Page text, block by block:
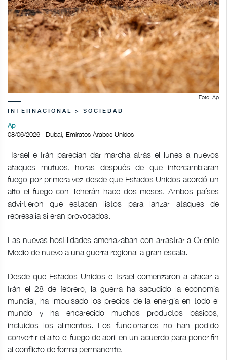
Foto: Ap
INTERNACIONAL > SOCIEDAD
Ap
08/06/2026 | Dubai, Emiratos Árabes Unidos
Israel e Irán parecían dar marcha atrás el lunes a nuevos
ataques mutuos, horas después de que intercambiaran
fuego por primera vez desde que Estados Unidos acordó un
alto el fuego con Teherán hace dos meses. Ambos países
advirtieron que estaban listos para lanzar ataques de
represalia si eran provocados.
Las nuevas hostilidades amenazaban con arrastrar a Oriente
Medio de nuevo a una guerra regional a gran escala.
Desde que Estados Unidos e Israel comenzaron a atacar a
Irán el 28 de febrero, la guerra ha sacudido la economía
mundial, ha impulsado los precios de la energía en todo el
mundo y ha encarecido muchos productos básicos,
incluidos los alimentos. Los funcionarios no han podido
convertir el alto el fuego de abril en un acuerdo para poner fin
al conflicto de forma permanente.